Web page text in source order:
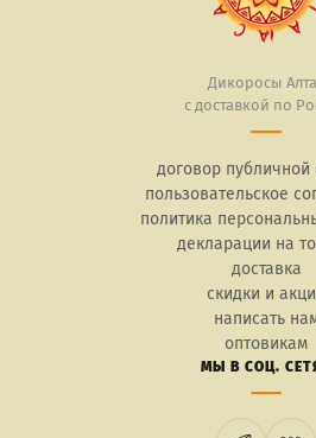
Дикоросы
с доставкой по
договор
пользовательское
политика
декларации на
доставка
скидки и
написать
оптовикам
МЫ В СОЦ.